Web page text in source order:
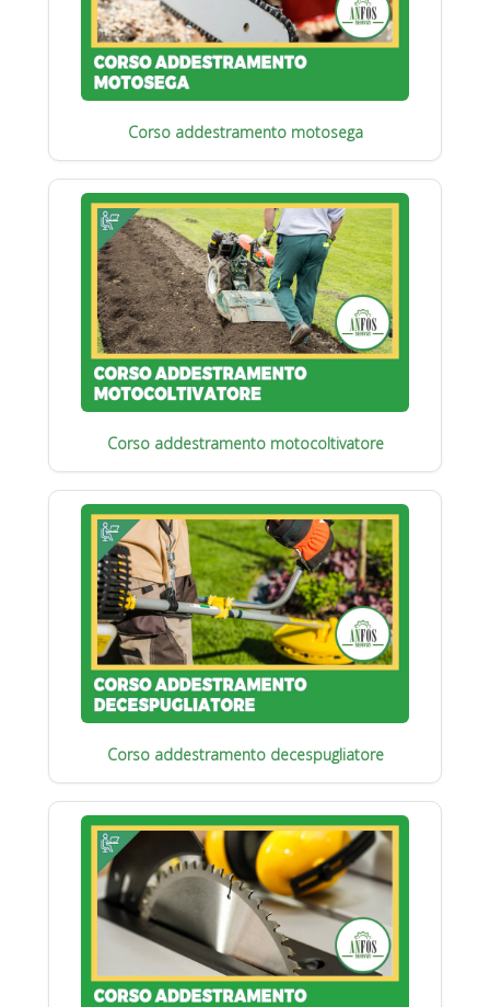
Corso addestramento motosega
Corso addestramento motocoltivatore
Corso addestramento decespugliatore